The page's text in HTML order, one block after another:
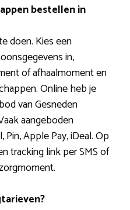
bestellen in
doen. Kies een
in,
of afhaalmoment en
Online heb je
van Gesneden
aangeboden
Apple Pay, iDeal. Op
tracking link per SMS of